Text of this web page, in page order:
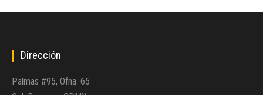
Dirección
Palmas #95, Ofna. 65